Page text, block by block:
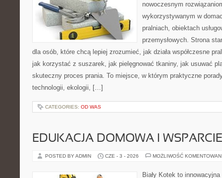
nowoczesnym
wykorzystywanym w
pralniach, obiektach
przemysłowych. Strona
dla osób, które chcą lepiej zrozumieć, jak działa współczesne
jak korzystać z suszarek, jak pielęgnować tkaniny, jak usuwać
skuteczny proces prania. To miejsce, w którym praktyczne
technologii, ekologii, […]
CATEGORIES: OD WAS
EDUKACJA DOMOWA I
POSTED BY ADMIN CZE - 3 - 2026 MOŻLIWOŚĆ
Biały Kotek to